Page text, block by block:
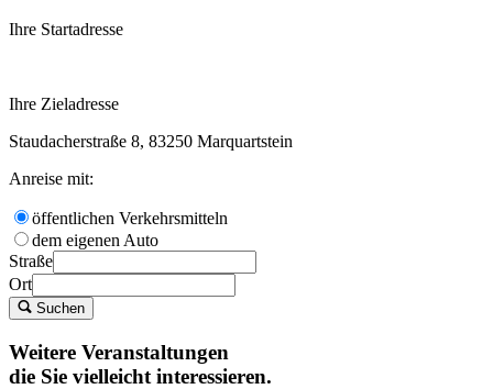
Ihre Startadresse
Ihre Zieladresse
Staudacherstraße 8, 83250 Marquartstein
Anreise mit:
öffentlichen Verkehrsmitteln
dem eigenen Auto
Straße
Ort
Suchen
Weitere Veranstaltungen
die Sie vielleicht interessieren.